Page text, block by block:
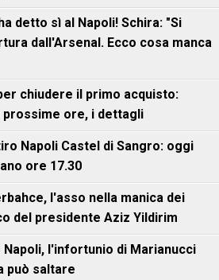
detto sì al Napoli! Schira: "Si
dall'Arsenal. Ecco cosa manca
chiudere il primo acquisto:
ore, i dettagli
Napoli Castel di Sangro: oggi
ore 17.30
l'asso nella manica dei
del presidente Aziz Yildirim
Napoli, l'infortunio di Marianucci
può saltare